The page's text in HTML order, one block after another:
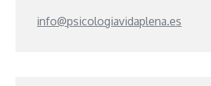
info@psicologiavidaplena.es